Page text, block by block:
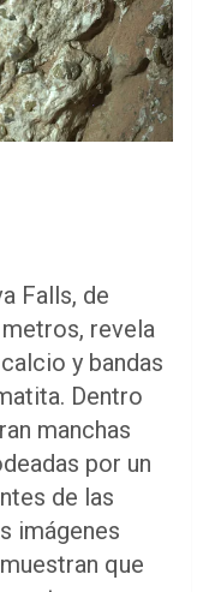
Falls, de
revela
y bandas
Dentro
manchas
por un
de las
imágenes
que